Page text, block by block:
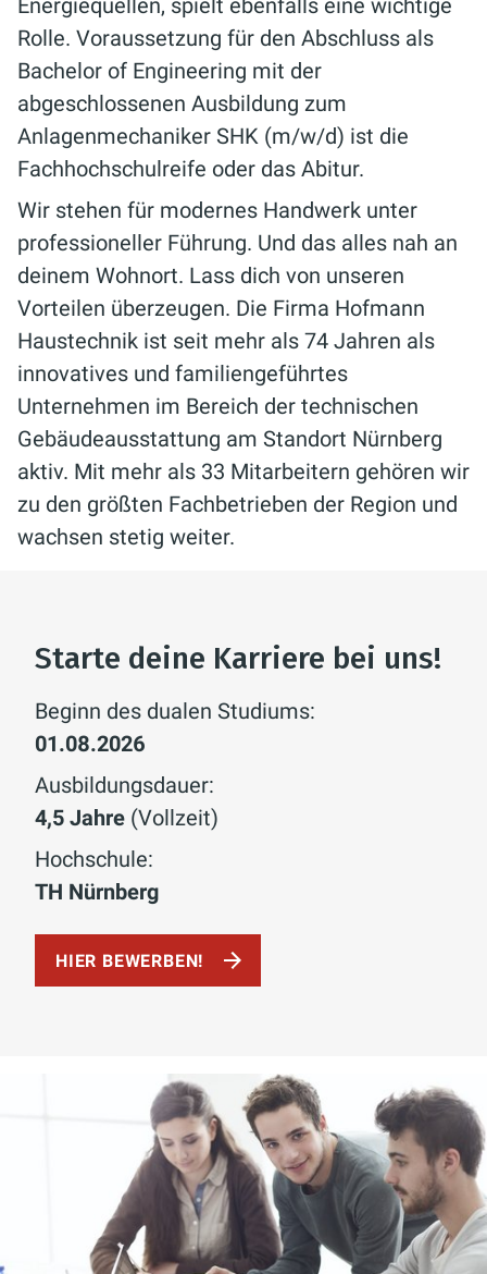
Energiequellen, spielt ebenfalls eine wichtige
Rolle. Voraussetzung für den Abschluss als
Bachelor of Engineering mit der
abgeschlossenen Ausbildung zum
Anlagenmechaniker SHK (m/w/d) ist die
Fachhochschulreife oder das Abitur.
Wir stehen für modernes Handwerk unter
professioneller Führung. Und das alles nah an
deinem Wohnort. Lass dich von unseren
Vorteilen überzeugen. Die Firma Hofmann
Haustechnik ist seit mehr als 74 Jahren als
innovatives und familiengeführtes
Unternehmen im Bereich der technischen
Gebäudeausstattung am Standort Nürnberg
aktiv. Mit mehr als 33 Mitarbeitern gehören wir
zu den größten Fachbetrieben der Region und
wachsen stetig weiter.
Starte deine Karriere bei uns!
Beginn des dualen Studiums:
01.08.2026
Ausbildungsdauer:
4,5 Jahre (Vollzeit)
Hochschule:
TH Nürnberg
HIER BEWERBEN!